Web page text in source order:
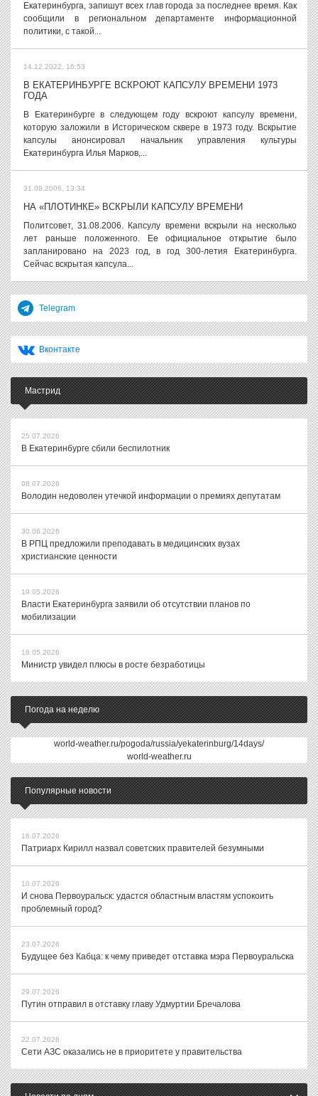
Екатеринбурга, запишут всех глав города за последнее время. Как
сообщили в региональном департаменте информационной
политики, с такой...
14.12.2022, 16:53
В ЕКАТЕРИНБУРГЕ ВСКРОЮТ КАПСУЛУ ВРЕМЕНИ 1973
ГОДА
В Екатеринбурге в следующем году вскроют капсулу времени,
которую заложили в Историческом сквере в 1973 году. Вскрытие
капсулы анонсировал начальник управления культуры
Екатеринбурга Илья Марков,...
31.08.2006, 13:34
НА «ПЛОТИНКЕ» ВСКРЫЛИ КАПСУЛУ ВРЕМЕНИ
Политсовет, 31.08.2006. Капсулу времени вскрыли на несколько
лет раньше положенного. Ее официальное открытие было
запланировано на 2023 год, в год 300-летия Екатеринбурга.
Сейчас вскрытая капсула...
Telegram
Вконтакте
Мастрид
25.07.2026
В Екатеринбурге сбили беспилотник
08.07.2026
Володин недоволен утечкой информации о премиях депутатам
30.06.2026
В РПЦ предложили преподавать в медицинских вузах
христианские ценности
19.05.2026
Власти Екатеринбурга заявили об отсутствии планов по
мобилизации
18.05.2026
Министр увидел плюсы в росте безработицы
Погода на неделю
world-weather.ru/pogoda/russia/yekaterinburg/14days/
world-weather.ru
Популярные новости
16.07.2026
Патриарх Кирилл назвал советских правителей безумными
10.07.2026
И снова Первоуральск: удастся областным властям успокоить
проблемный город?
23.07.2026
Будущее без Кабца: к чему приведет отставка мэра Первоуральска
29.07.2026
Путин отправил в отставку главу Удмуртии Бречалова
22.07.2026
Сети АЗС оказались не в приоритете у правительства